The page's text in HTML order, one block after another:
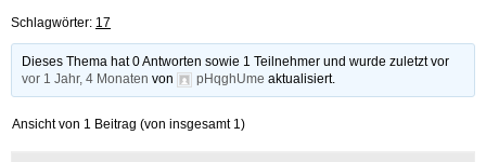
Schlagwörter: 17
Dieses Thema hat 0 Antworten sowie 1 Teilnehmer und wurde zuletzt vor
vor 1 Jahr, 4 Monaten von pHqghUme aktualisiert.
Ansicht von 1 Beitrag (von insgesamt 1)